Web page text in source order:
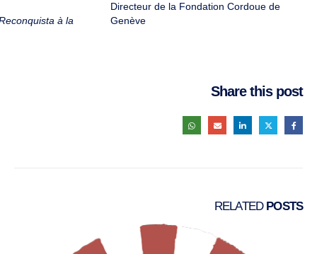
Directeur de la Fondation Cordoue de
Genève
à la
Share this post
RELATED POSTS